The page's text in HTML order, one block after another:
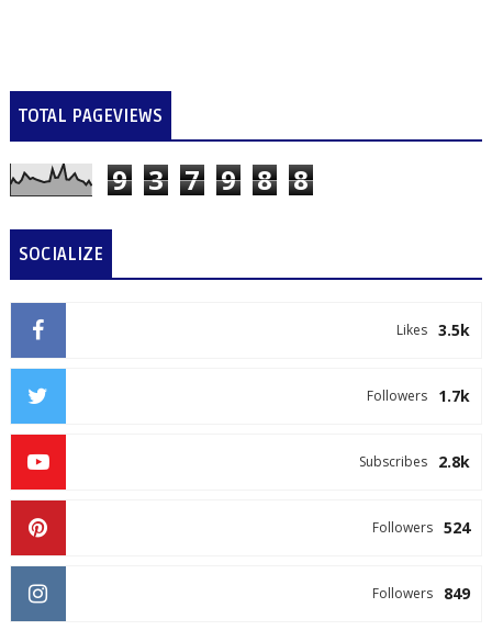
TOTAL PAGEVIEWS
9 3 7 9 8 8
SOCIALIZE
3.5k
Likes
1.7k
Followers
2.8k
Subscribes
524
Followers
849
Followers